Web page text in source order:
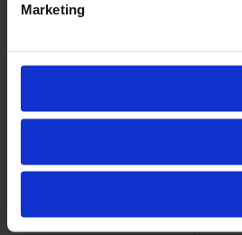
Marketing
kende
István Pásztor